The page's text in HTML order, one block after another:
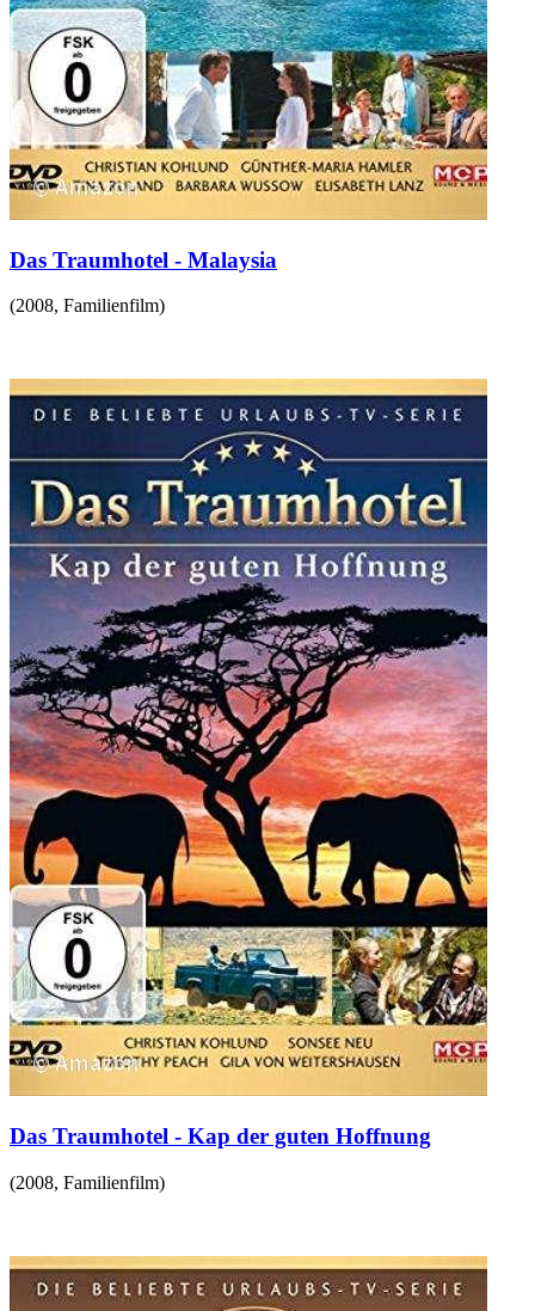
Das Traumhotel - Malaysia
(2008, Familienfilm)
Das Traumhotel - Kap der guten Hoffnung
(2008, Familienfilm)